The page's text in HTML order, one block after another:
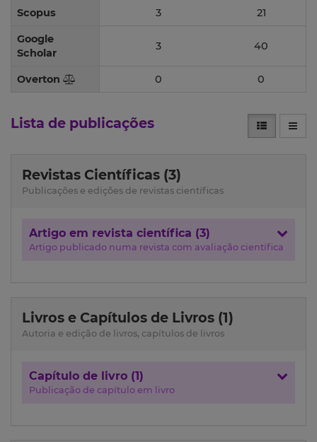
Scopus 3 21
Google
Scholar
3 40
Overton 0 0
Lista de publicações
Revistas Científicas (3)
Publicações e edições de revistas científicas
Artigo em revista científica (3)
Artigo publicado numa revista com avaliação científica
Livros e Capítulos de Livros (1)
Autoria e edição de livros, capítulos de livros
Capítulo de livro (1)
Publicação de capítulo em livro